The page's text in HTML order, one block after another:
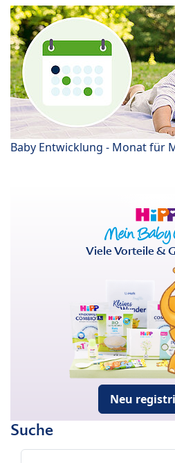
Baby Entwicklung - Monat für
Viele Vorteile &
Neu
Suche